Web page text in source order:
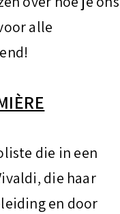
alle
die in een
die haar
en door